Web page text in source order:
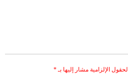
الحقول الإلزامية مشار إليها بـ*